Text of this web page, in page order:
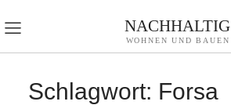
NACHHALTIG
WOHNEN UND BAUEN
Schlagwort: Forsa